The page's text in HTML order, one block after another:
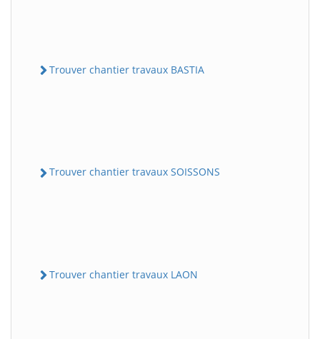
Trouver chantier travaux BASTIA
Trouver chantier travaux SOISSONS
Trouver chantier travaux LAON